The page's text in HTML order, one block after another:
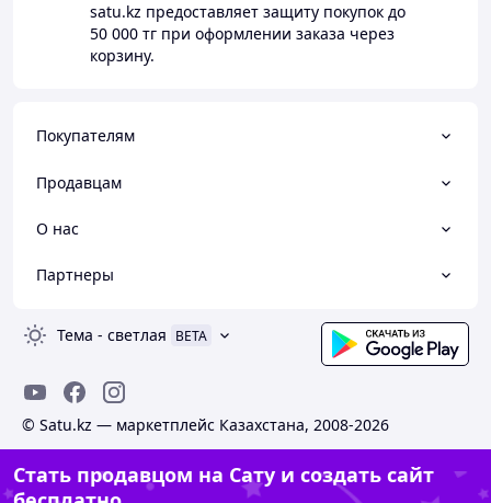
satu.kz предоставляет защиту покупок до
50 000 тг при оформлении заказа через
корзину.
Покупателям
Продавцам
О нас
Партнеры
Тема - светлая BETA
© Satu.kz — маркетплейс Казахстана, 2008-2026
Стать продавцом на Сату и создать сайт